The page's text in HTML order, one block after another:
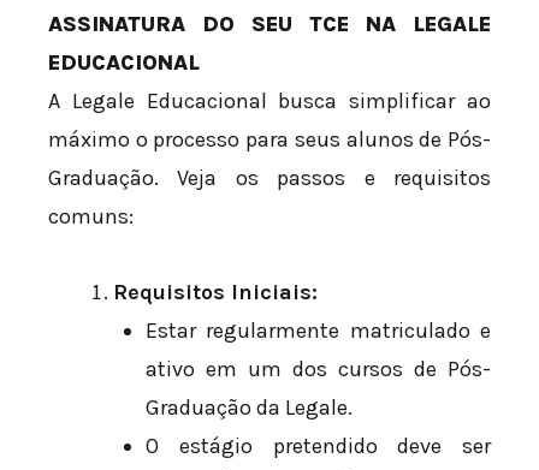
ASSINATURA DO SEU TCE NA LEGALE
EDUCACIONAL
A Legale Educacional busca simplificar ao
máximo o processo para seus alunos de Pós-
Graduação. Veja os passos e requisitos
comuns:
Requisitos Iniciais:
Estar regularmente matriculado e
ativo em um dos cursos de Pós-
Graduação da Legale.
O estágio pretendido deve ser